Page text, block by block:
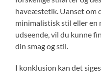
haveæstetik. Uanset om
minimalistisk stil eller
udseende, vil du kunne
din smag og stil.
I konklusion kan det